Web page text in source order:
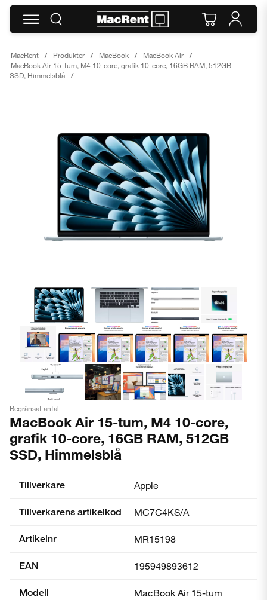
MacRent Produkter MacBook
MacBook Air
MacBook Air 15-tum, M4 10-core, grafik 10-core, 16GB RAM, 512GB
SSD, Himmelsblå
Begränsat antal
MacBook Air 15-tum, M4 10-core,
grafik 10-core, 16GB RAM, 512GB
SSD, Himmelsblå
Tillverkare Apple
Tillverkarens artikelkod MC7C4KS/A
Artikelnr MR15198
EAN 195949893612
Modell MacBook Air 15-tum